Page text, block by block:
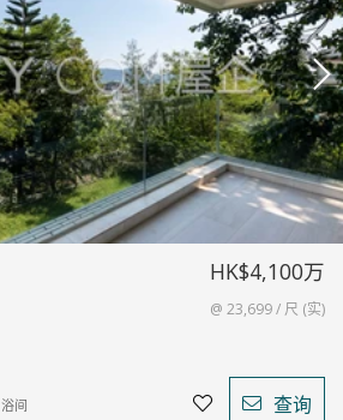
HK$4,100万
@ 23,699 / 尺 (实)
浴间 查询